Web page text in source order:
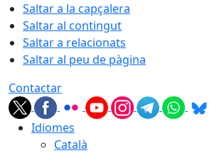
Saltar a la capçalera
Saltar al contingut
Saltar a relacionats
Saltar al peu de pàgina
Contactar
Idiomes
Català